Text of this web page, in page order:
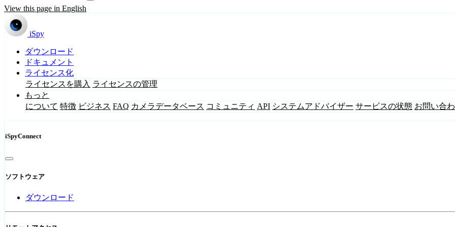
View this page in English
iSpy
ダウンロード
ドキュメント
ライセンス化
ライセンスを購入 ライセンスの管理
もっと
について 特徴 ビジネス FAQ カメラデータベース コミュニティ API システムアドバイザー サービスの状態 お問い合
iSpyConnect
ソフトウェア
ダウンロード